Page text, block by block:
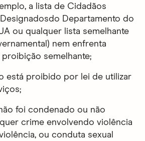
a lista de Cidadãos
Departamento do
ou qualquer lista semelhante
nem enfrenta
semelhante;
está proibido por lei de utilizar
foi condenado ou não
crime envolvendo violência
ou conduta sexual